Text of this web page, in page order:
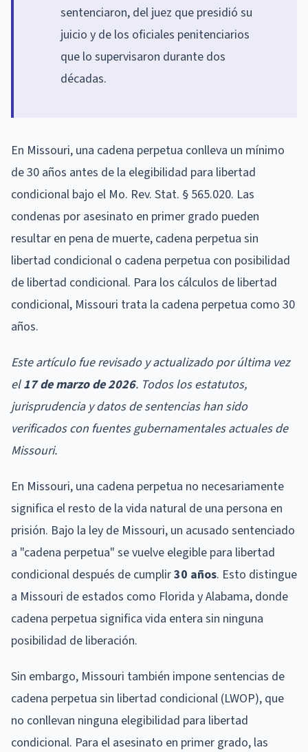
sentenciaron, del juez que presidió su
juicio y de los oficiales penitenciarios
que lo supervisaron durante dos
décadas.
En Missouri, una cadena perpetua conlleva un mínimo
de 30 años antes de la elegibilidad para libertad
condicional bajo el Mo. Rev. Stat. § 565.020. Las
condenas por asesinato en primer grado pueden
resultar en pena de muerte, cadena perpetua sin
libertad condicional o cadena perpetua con posibilidad
de libertad condicional. Para los cálculos de libertad
condicional, Missouri trata la cadena perpetua como 30
años.
Este artículo fue revisado y actualizado por última vez
el17 de marzo de 2026. Todos los estatutos,
jurisprudencia y datos de sentencias han sido
verificados con fuentes gubernamentales actuales de
Missouri.
En Missouri, una cadena perpetua no necesariamente
significa el resto de la vida natural de una persona en
prisión. Bajo la ley de Missouri, un acusado sentenciado
a "cadena perpetua" se vuelve elegible para libertad
condicional después de cumplir30 años. Esto distingue
a Missouri de estados como Florida y Alabama, donde
cadena perpetua significa vida entera sin ninguna
posibilidad de liberación.
Sin embargo, Missouri también impone sentencias de
cadena perpetua sin libertad condicional (LWOP), que
no conllevan ninguna elegibilidad para libertad
condicional. Para el asesinato en primer grado, las